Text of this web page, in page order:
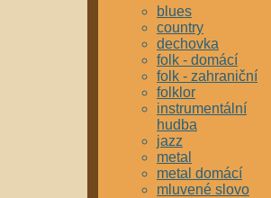
blues
country
dechovka
folk - domácí
folk - zahraniční
folklor
instrumentální
hudba
jazz
metal
metal domácí
mluvené slovo